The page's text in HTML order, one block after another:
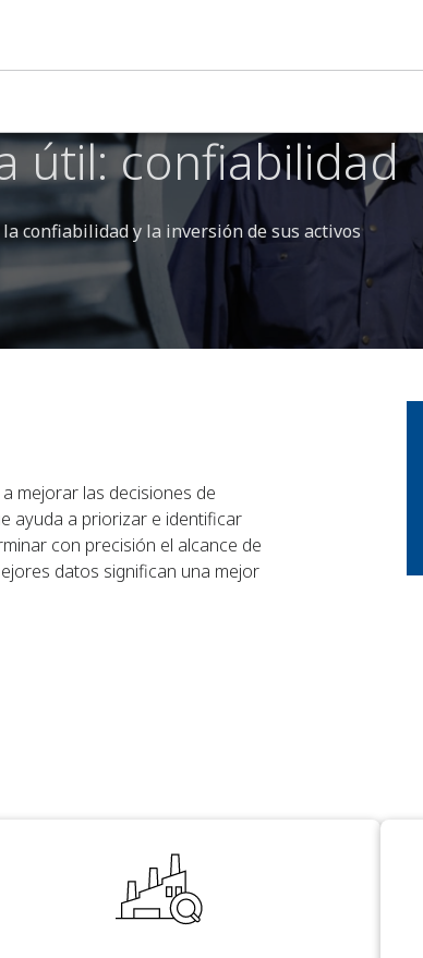
útil: confiabilidad
confiabilidad y la inversión de sus activos
mejorar las decisiones de
ayuda a priorizar e identificar
con precisión el alcance de
datos significan una mejor